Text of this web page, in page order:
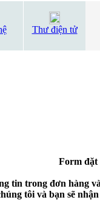
Thư điện tử
Form đặt
tin trong đơn hàng
tôi và bạn sẽ